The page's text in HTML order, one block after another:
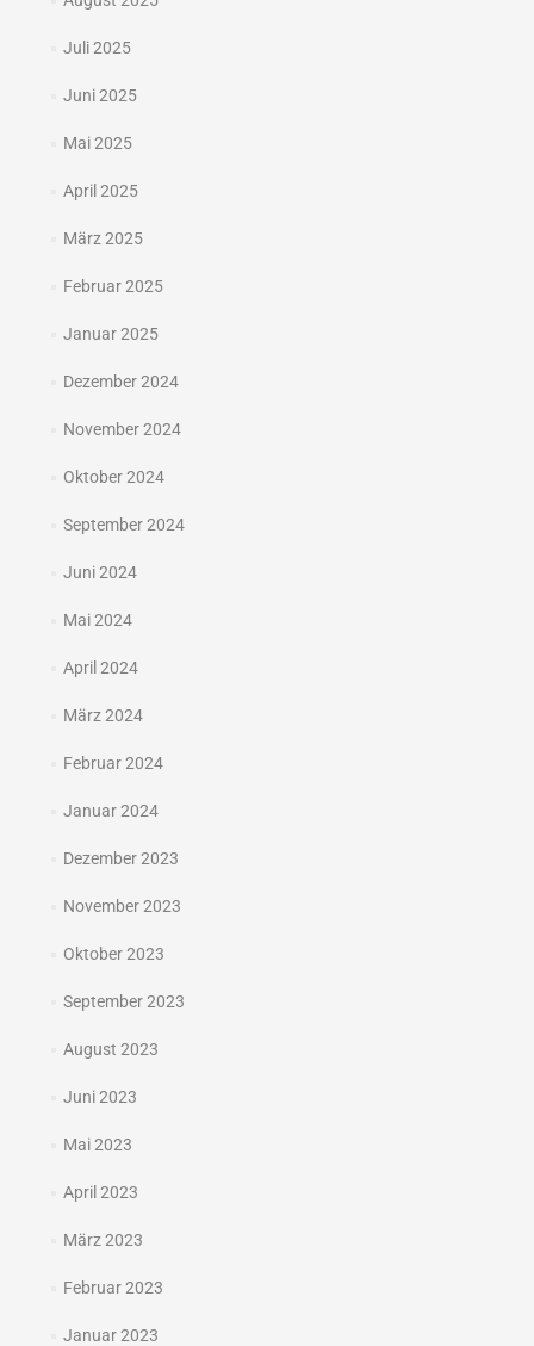
Juli 2025
Juni 2025
Mai 2025
April 2025
März 2025
Februar 2025
Januar 2025
Dezember 2024
November 2024
Oktober 2024
September 2024
Juni 2024
Mai 2024
April 2024
März 2024
Februar 2024
Januar 2024
Dezember 2023
November 2023
Oktober 2023
September 2023
August 2023
Juni 2023
Mai 2023
April 2023
März 2023
Februar 2023
Januar 2023